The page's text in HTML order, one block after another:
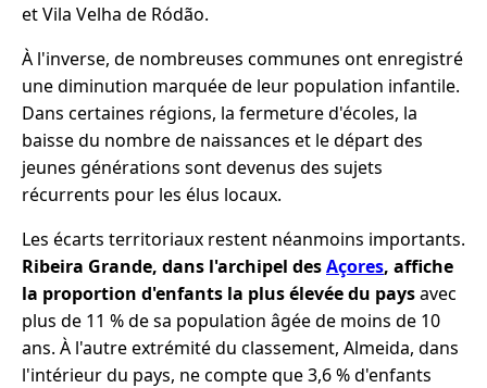
et Vila Velha de Ródão.
À l'inverse, de nombreuses communes ont enregistré
une diminution marquée de leur population infantile.
Dans certaines régions, la fermeture d'écoles, la
baisse du nombre de naissances et le départ des
jeunes générations sont devenus des sujets
récurrents pour les élus locaux.
Les écarts territoriaux restent néanmoins importants.
Ribeira Grande, dans l'archipel desAçores, affiche
la proportion d'enfants la plus élevée du paysavec
plus de 11 % de sa population âgée de moins de 10
ans. À l'autre extrémité du classement, Almeida, dans
l'intérieur du pays, ne compte que 3,6 % d'enfants